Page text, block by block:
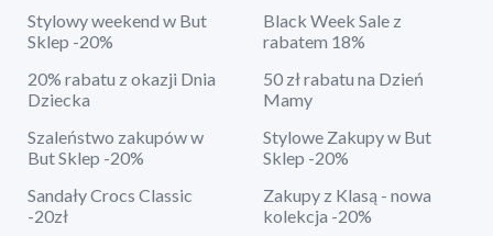
Stylowy weekend w But
Sklep -20%
Black Week Sale z
rabatem 18%
20% rabatu z okazji Dnia
Dziecka
50 zł rabatu na Dzień
Mamy
Szaleństwo zakupów w
But Sklep -20%
Stylowe Zakupy w But
Sklep -20%
Sandały Crocs Classic
-20zł
Zakupy z Klasą - nowa
kolekcja -20%